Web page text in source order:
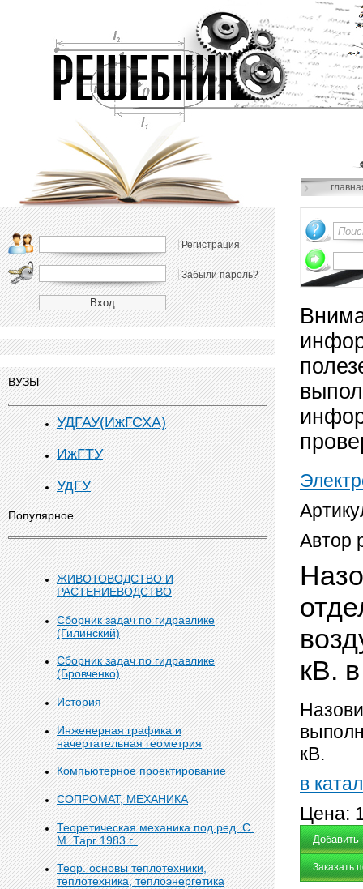
Регистрация
Забыли пароль?
ВУЗЫ
УДГАУ(ИжГСХА)
ИжГТУ
УдГУ
Популярное
ЖИВОТОВОДСТВО И
РАСТЕНИЕВОДСТВО
Сборник задач по гидравлике
(Гилинский)
Сборник задач по гидравлике
(Бровченко)
История
Инженерная графика и
начертательная геометрия
Компьютерное проектирование
СОПРОМАТ, МЕХАНИКА
Теоретическая механика под ред. С.
М. Тарг 1983 г.
Теор. основы теплотехники,
теплотехника, теплоэнергетика
Автор
кВ.
кВ.
в
Цена:
Заказать